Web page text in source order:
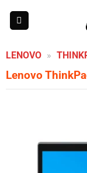
LENOVO »
Lenovo